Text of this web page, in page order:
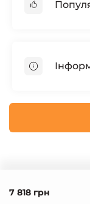
7 818 грн
Стабілізатори
Інверторні
Електронні
Гарантія та
Про магазин
Політика